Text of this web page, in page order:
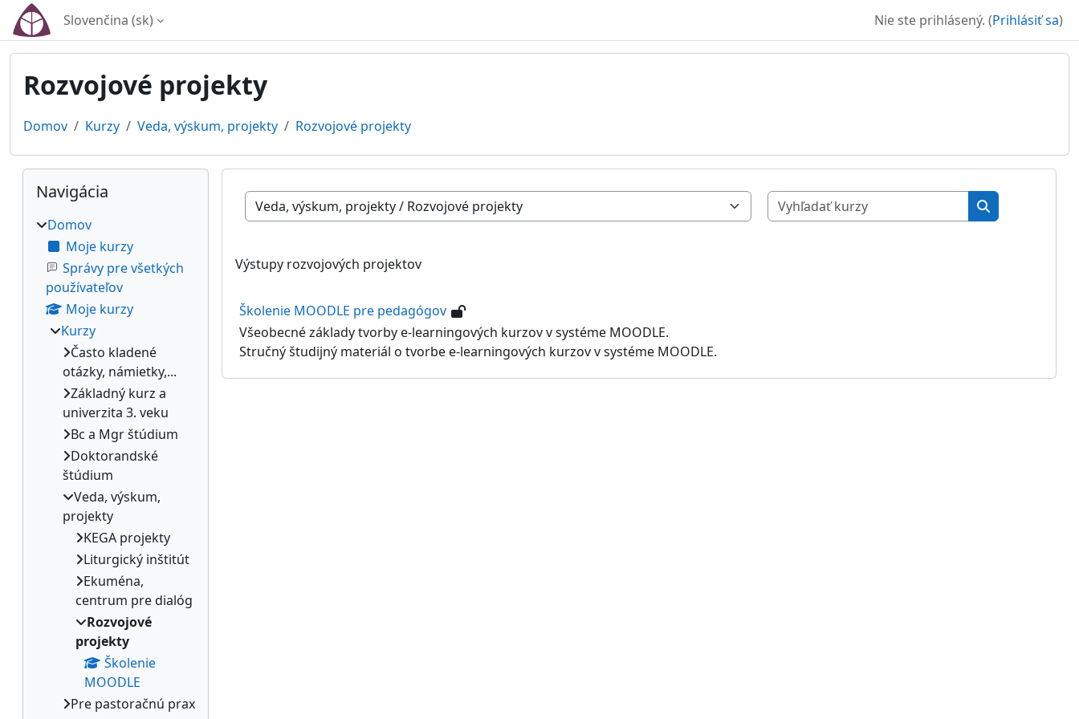
Preskočiť na hlavný obsah
Slovenčina ‎(sk)‎ Nie ste prihlásený. (Prihlásiť sa)
Rozvojové projekty
Domov Kurzy Veda, výskum, projekty Rozvojové projekty
Kategórie kurzov
Vyhľadať kurzy
Vyhľadať kurzy
Výstupy rozvojových projektov
Školenie MOODLE pre pedagógov
Všeobecné základy tvorby e-learningových kurzov v systéme MOODLE.
Stručný študijný materiál o tvorbe e-learningových kurzov v systéme MOODLE.
Bloky
Preskočiť Navigácia
Navigácia
Domov
Moje kurzy
Správy pre všetkých
používateľov
Moje kurzy
Kurzy
Často kladené
otázky, námietky,...
Základný kurz a
univerzita 3. veku
Bc a Mgr štúdium
Doktorandské
štúdium
Veda, výskum,
projekty
KEGA projekty
Liturgický inštitút
Ekuména,
centrum pre dialóg
Rozvojové
projekty
Školenie
MOODLE
Pre pastoračnú prax